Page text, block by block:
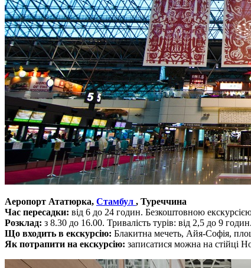
Аеропорт Ататюрка, Стамбул , Туреччина
Час пересадки: від 6 до 24 годин. Безкоштовною
Розклад: з 8.30 до 16.00. Тривалість турів: від 2,5 до 9 годин.
Що входить в екскурсію: Блакитна мечеть, Айя-Софія,
Як потрапити на екскурсію: записатися можна на стійці